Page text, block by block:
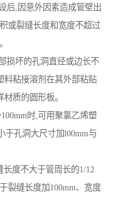
后,因意外因素造成管壁出
或裂缝长度和宽度不超过
损坏的孔洞直径或边长不
料粘接溶剂在其外部粘贴
质的圆形板。
时,可用聚氯乙烯塑
于孔洞大尺寸加l00mm与
度不大于管周长的1/12
裂缝长度加100mm、宽度